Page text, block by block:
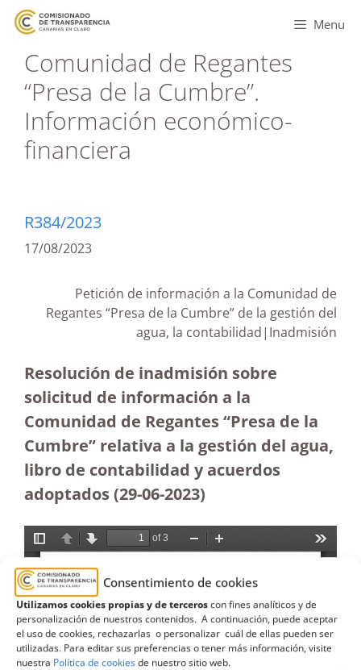
Consentimiento de cookies
Utilizamos cookies propias y de terceroscon fines analíticos y de
personalización de nuestros contenidos. A continuación, puede aceptar
el uso de cookies, rechazarlas o personalizar cuál de ellas pueden ser
utilizadas. Para editar sus preferencias o tener más información, visite
nuestra Política de cookiesde nuestro sitio web.
Menu
Comunidad de Regantes
“Presa de la Cumbre”.
Información económico-
financiera
R384/2023
17/08/2023
Petición de información a la Comunidad de
Regantes “Presa de la Cumbre” de la gestión del
agua, la contabilidad|Inadmisión
Resolución de inadmisión sobre
solicitud de información a la
Comunidad de Regantes “Presa de la
Cumbre” relativa a la gestión del agua,
libro de contabilidad y acuerdos
adoptados (29-06-2023)